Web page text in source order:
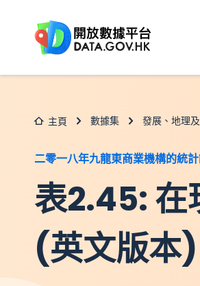
主頁 數據集 發展、地理
二零一八年九龍東商業機構的統
表2.45: 在
(英文版本)